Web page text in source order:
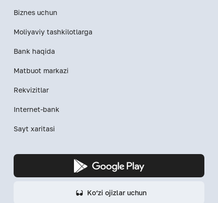
Biznes uchun
Moliyaviy tashkilotlarga
Bank haqida
Matbuot markazi
Rekvizitlar
Internet-bank
Sayt xaritasi
Ko‘zi ojizlar uchun